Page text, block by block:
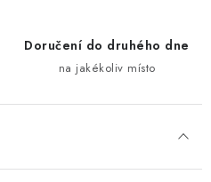
Doručení do druhého dne
na jakékoliv místo